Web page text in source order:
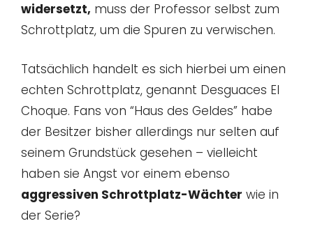
widersetzt, muss der Professor selbst zum
Schrottplatz, um die Spuren zu verwischen.
Tatsächlich handelt es sich hierbei um einen
echten Schrottplatz, genannt Desguaces El
Choque. Fans von “Haus des Geldes” habe
der Besitzer bisher allerdings nur selten auf
seinem Grundstück gesehen – vielleicht
haben sie Angst vor einem ebenso
aggressiven Schrottplatz-Wächter wie in
der Serie?